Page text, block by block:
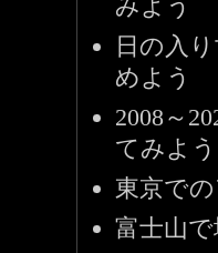
みよう
日の入
めよう
2008～
てみよう
東京で
富士山